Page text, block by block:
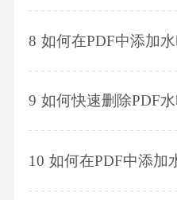
8
9
10